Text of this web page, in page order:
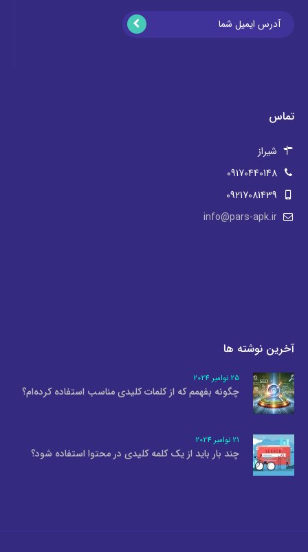
تماس
شیراز
09170440148
09217081439
info@pars-apk.ir
آخرین نوشته ها
25 نوامبر 2024
چگونه بفهمم که از کلمات کلیدی مناسب استفاده کرده‌ام؟
21 نوامبر 2024
چند بار باید از یک کلمه کلیدی در محتوا استفاده شود؟